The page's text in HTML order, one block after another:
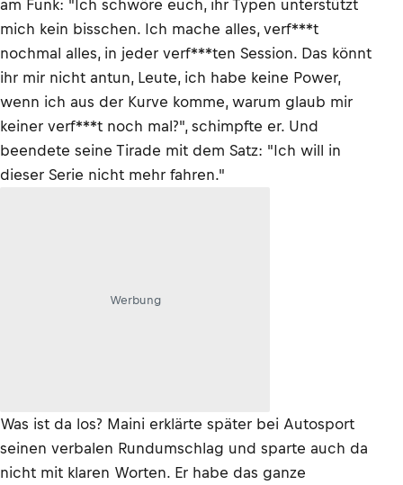
am Funk: "Ich schwöre euch, ihr Typen unterstützt
mich kein bisschen. Ich mache alles, verf***t
nochmal alles, in jeder verf***ten Session. Das könnt
ihr mir nicht antun, Leute, ich habe keine Power,
wenn ich aus der Kurve komme, warum glaub mir
keiner verf***t noch mal?", schimpfte er. Und
beendete seine Tirade mit dem Satz: "Ich will in
dieser Serie nicht mehr fahren."
Werbung
Was ist da los? Maini erklärte später bei Autosport
seinen verbalen Rundumschlag und sparte auch da
nicht mit klaren Worten. Er habe das ganze